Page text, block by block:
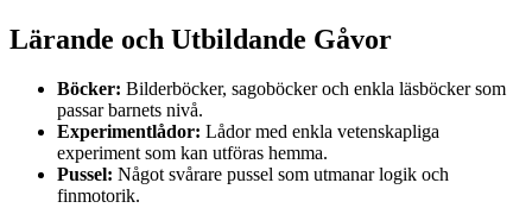
Lärande och Utbildande Gåvor
Böcker: Bilderböcker, sagoböcker och enkla läsböcker som
passar barnets nivå.
Experimentlådor: Lådor med enkla vetenskapliga
experiment som kan utföras hemma.
Pussel: Något svårare pussel som utmanar logik och
finmotorik.